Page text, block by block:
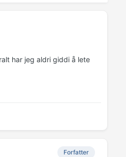
har jeg aldri giddi å lete
Forfatter